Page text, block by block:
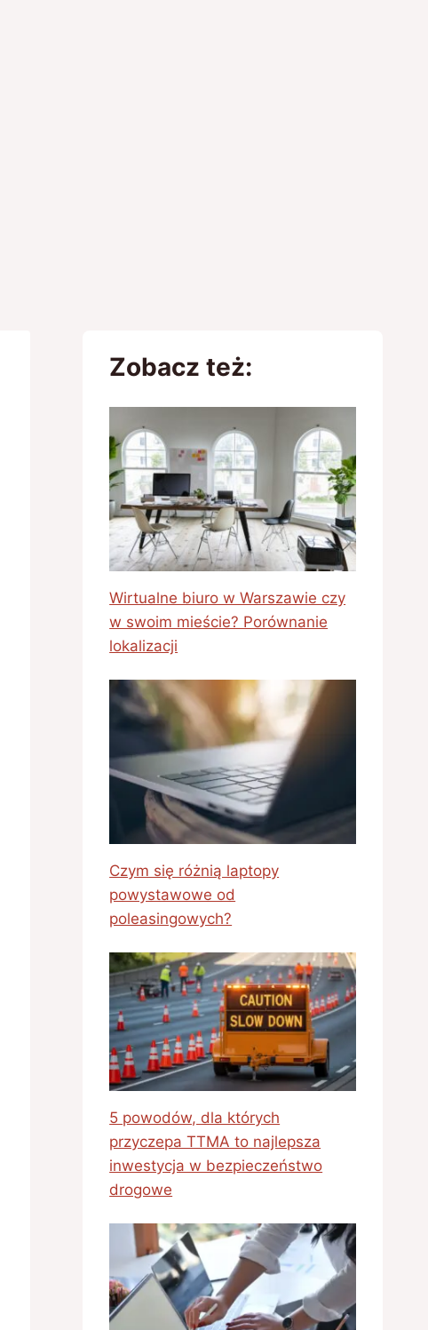
Zobacz też:
Wirtualne biuro w Warszawie czy
w swoim mieście? Porównanie
lokalizacji
Czym się różnią laptopy
powystawowe od
poleasingowych?
5 powodów, dla których
przyczepa TTMA to najlepsza
inwestycja w bezpieczeństwo
drogowe